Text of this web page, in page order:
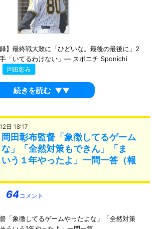
】最終戦大敗に「ひどいな。最後の最後に」2
「いてるわけない」― スポニチ Sponichi
岡田彰布
続きを読む ▼▼
日 18:17
岡田彰布監督「象徴してるゲーム
」「全然対策もできん」「ま
う１年やったよ」一問一答（報
64コメント
「象徴してるゲームやったよな」「全然対策